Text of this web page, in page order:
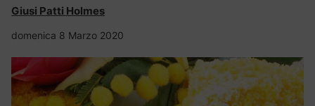
Giusi Patti Holmes
domenica 8 Marzo 2020